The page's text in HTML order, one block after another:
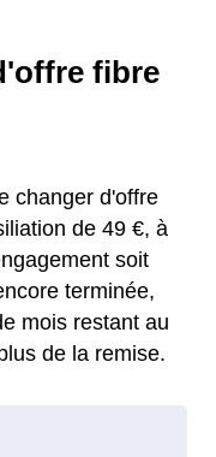
fibre
changer d'offre
de 49 €, à
soit
terminée,
mois restant au
de la remise.